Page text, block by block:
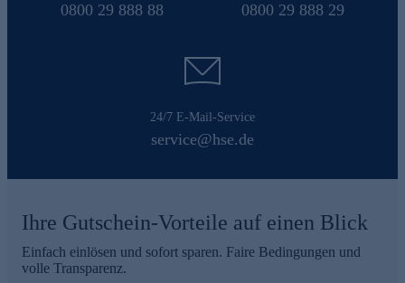
0800 29 888 88 0800 29 888 29
24/7 E-Mail-Service
service@hse.de
Ihre Gutschein-Vorteile auf einen Blick
Einfach einlösen und sofort sparen. Faire Bedingungen und
volle Transparenz.